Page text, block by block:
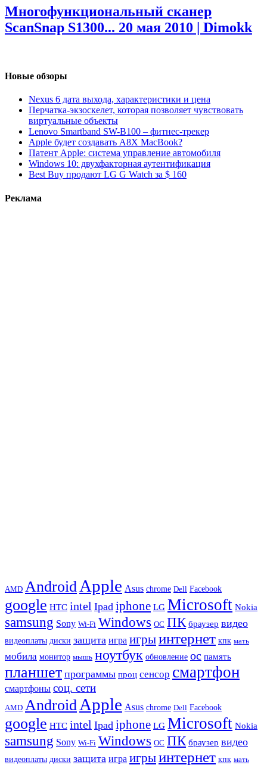
Многофункциональный сканер
ScanSnap S1300... 20 мая 2010 | Dimokk
Новые обзоры
Nexus 6 дата выхода, характеристики и цена
Перчатка-экзоскелет, которая позволяет чувствовать
виртуальные объекты
Lenovo Smartband SW-B100 – фитнес-трекер
Apple будет создавать A8X MacBook?
Патент Apple: система управление автомобиля
Windows 10: двухфакторная аутентификация
Best Buy продают LG G Watch за $ 160
Реклама
AMD Android Apple Asus chrome Dell Facebook
google HTC intel Ipad iphone LG Microsoft Nokia
samsung Sony Wi-Fi Windows ОС ПК браузер видео
видеоплаты диски защита игра игрыинтернет кпк мать
мобила монитор мышь ноутбук обновление ос память
планшет программы проц сенсор смартфон
смартфоны соц. сети
AMD Android Apple Asus chrome Dell Facebook
google HTC intel Ipad iphone LG Microsoft Nokia
samsung Sony Wi-Fi Windows ОС ПК браузер видео
видеоплаты диски защита игра игрыинтернет кпк мать